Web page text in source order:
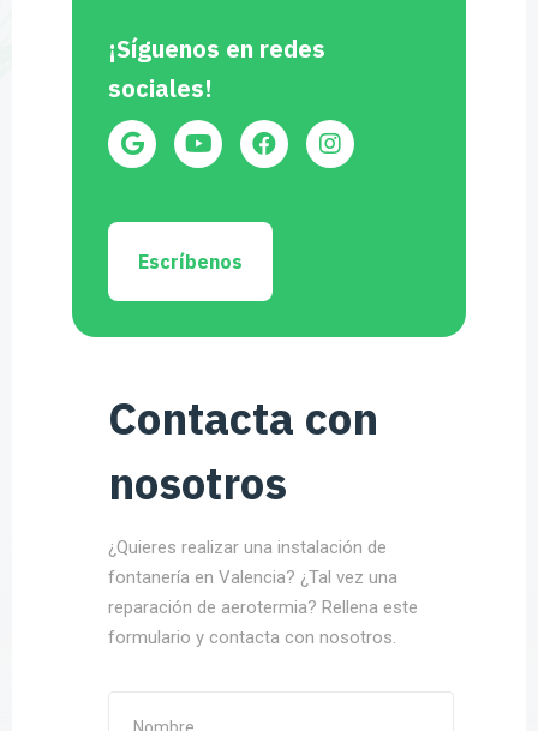
¡Síguenos en redes
sociales!
Escríbenos
Contacta con
nosotros
¿Quieres realizar una instalación de
fontanería en Valencia? ¿Tal vez una
reparación de aerotermia? Rellena este
formulario y contacta con nosotros.